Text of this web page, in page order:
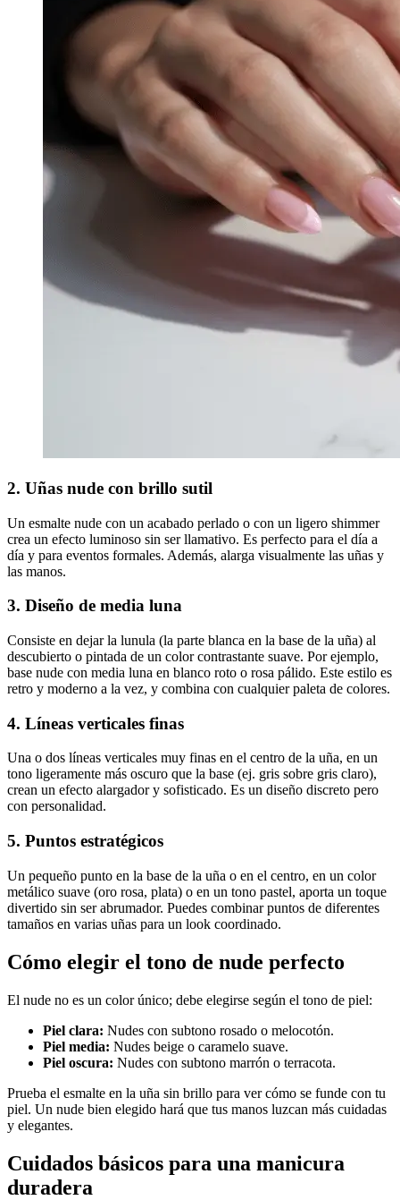
2. Uñas nude con brillo sutil
Un esmalte nude con un acabado perlado o con un ligero shimmer
crea un efecto luminoso sin ser llamativo. Es perfecto para el día a
día y para eventos formales. Además, alarga visualmente las uñas y
las manos.
3. Diseño de media luna
Consiste en dejar la lunula (la parte blanca en la base de la uña) al
descubierto o pintada de un color contrastante suave. Por ejemplo,
base nude con media luna en blanco roto o rosa pálido. Este estilo es
retro y moderno a la vez, y combina con cualquier paleta de colores.
4. Líneas verticales finas
Una o dos líneas verticales muy finas en el centro de la uña, en un
tono ligeramente más oscuro que la base (ej. gris sobre gris claro),
crean un efecto alargador y sofisticado. Es un diseño discreto pero
con personalidad.
5. Puntos estratégicos
Un pequeño punto en la base de la uña o en el centro, en un color
metálico suave (oro rosa, plata) o en un tono pastel, aporta un toque
divertido sin ser abrumador. Puedes combinar puntos de diferentes
tamaños en varias uñas para un look coordinado.
Cómo elegir el tono de nude perfecto
El nude no es un color único; debe elegirse según el tono de piel:
Piel clara: Nudes con subtono rosado o melocotón.
Piel media: Nudes beige o caramelo suave.
Piel oscura: Nudes con subtono marrón o terracota.
Prueba el esmalte en la uña sin brillo para ver cómo se funde con tu
piel. Un nude bien elegido hará que tus manos luzcan más cuidadas
y elegantes.
Cuidados básicos para una manicura
duradera